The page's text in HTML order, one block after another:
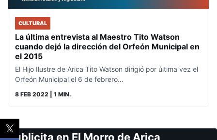
CULTURAL
La última entrevista al Maestro Tito Watson
cuando dejó la dirección del Orfeón Municipal en
el 2015
El Hijo Ilustre de Arica Tito Watson dirigió por última vez el
Orfeón Municipal el 6 de febrero…
8 FEB 2022 | 1 MIN.
Publicita en El Morro de Arica